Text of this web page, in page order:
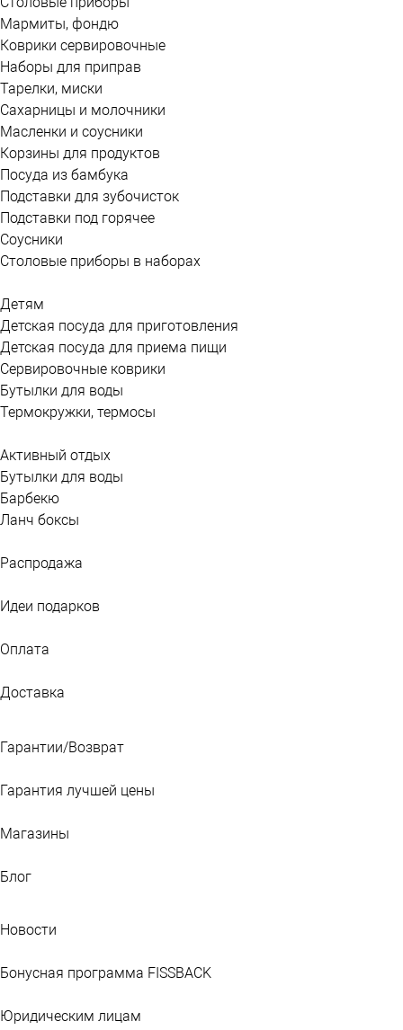
Мармиты, фондю
Коврики сервировочные
Наборы для приправ
Тарелки, миски
Сахарницы и молочники
Масленки и соусники
Корзины для продуктов
Посуда из бамбука
Подставки для зубочисток
Подставки под горячее
Соусники
Столовые приборы в наборах
Детям
Детская посуда для приготовления
Детская посуда для приема пищи
Сервировочные коврики
Бутылки для воды
Термокружки, термосы
Активный отдых
Бутылки для воды
Барбекю
Ланч боксы
Распродажа
Идеи подарков
Оплата
Доставка
Гарантии/Возврат
Гарантия лучшей цены
Магазины
Блог
Новости
Бонусная программа FISSBACK
Юридическим лицам